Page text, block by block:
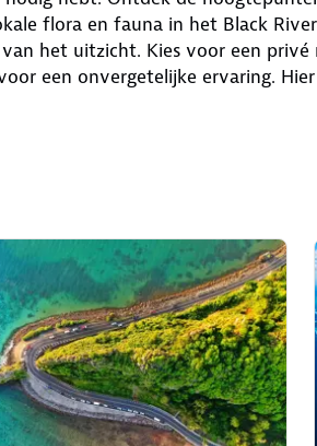
flora en fauna in het Black
het uitzicht. Kies voor een
een onvergetelijke ervaring.